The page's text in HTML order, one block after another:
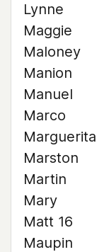
Lynne
Maggie
Maloney
Manion
Manuel
Marco
Marguerita
Marston
Martin
Mary
Matt 16
Maupin